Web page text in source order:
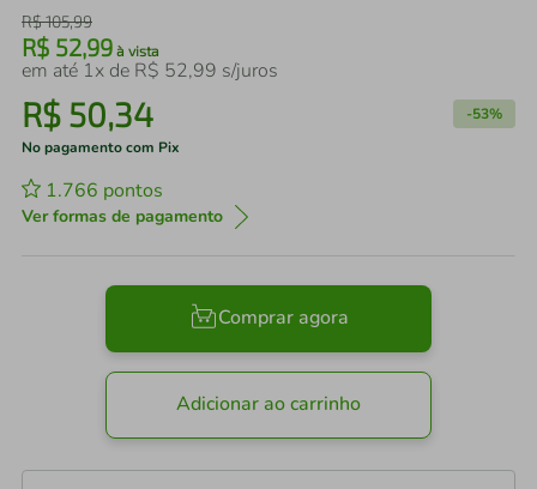
R$105,99
R$ 52,99 à vista
em até 1x de R$ 52,99 s/juros
R$ 50,34 -53%
No pagamento com Pix
1.766 pontos
Ver formas de pagamento
Comprar agora
Adicionar ao carrinho